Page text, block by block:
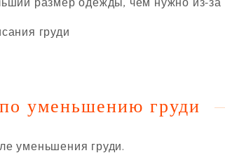
груди
уменьшению груди
уменьшения груди.